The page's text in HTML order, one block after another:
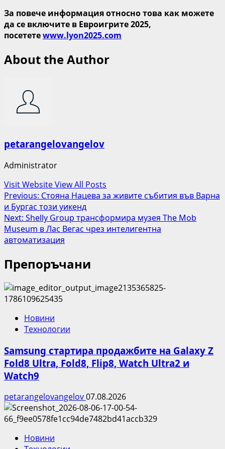
За повече информация относно това как можете
да се включите в Евроигрите 2025,
посететеwww.lyon2025.com
About the Author
petarangelovangelov
Administrator
Visit WebsiteView All Posts
Post
navigation
Previous: Стояна Нацева за живите събития във Варна
и Бургас този уикенд
Next: Shelly Group трансформира музея The Mob
Museum в Лас Вегас чрез интелигентна
автоматизация
Препоръчани
Новини
Технологии
Samsung стартира продажбите на Galaxy Z
Fold8 Ultra, Fold8, Flip8, Watch Ultra2 и
Watch9
petarangelovangelov07.08.2026
Новини